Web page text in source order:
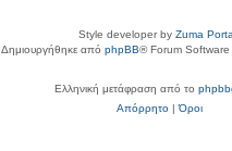
Style developer by Zuma
Δημιουργήθηκε από phpBB® Forum
Ελληνική μετάφραση από το
Απόρρητο|Όροι